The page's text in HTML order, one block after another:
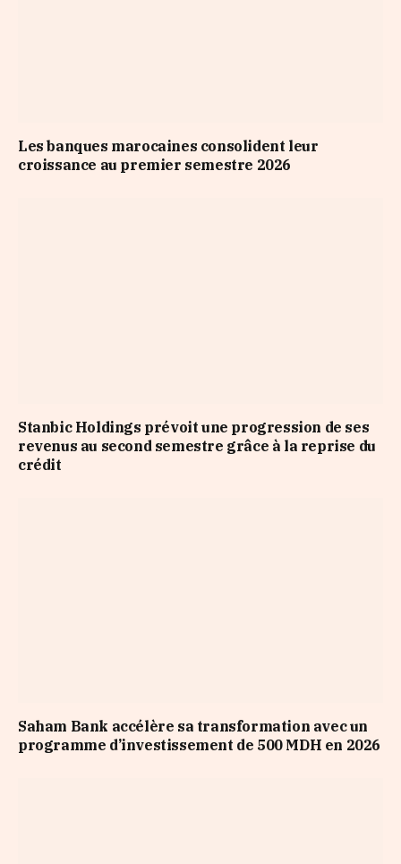
Les banques marocaines consolident leur
croissance au premier semestre 2026
Stanbic Holdings prévoit une progression de ses
revenus au second semestre grâce à la reprise du
crédit
Saham Bank accélère sa transformation avec un
programme d’investissement de 500 MDH en 2026